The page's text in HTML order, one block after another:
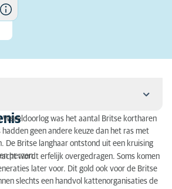
Britse langhaar
Wereldoorlog was het aantal Britse kortharen
geen andere keuze dan het ras met
De Britse langhaar ontstond uit een kruising
perzen.
wordt erfelijk overgedragen. Soms komen
later voor. Dit gold ook voor de Britse
slechts een handvol kattenorganisaties de